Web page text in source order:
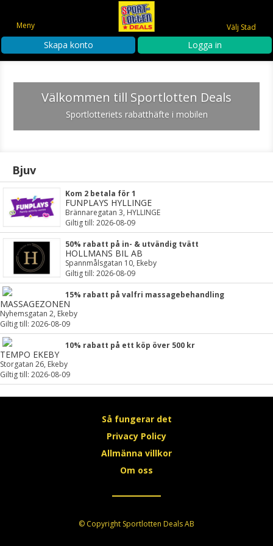
Meny Välj Stad
Skapa konto Logga in
Välkommen till Sportlotten Deals
Sportlotteriets rabatthäfte i mobilen
Bjuv
Kom 2 betala för 1
FUNPLAYS HYLLINGE
Brännaregatan 3, HYLLINGE
Giltig till: 2026-08-09
50% rabatt på in- & utvändig tvätt
HOLLMANS BIL AB
Spannmålsgatan 10, Ekeby
Giltig till: 2026-08-09
15% rabatt på valfri massagebehandling
MASSAGEZONEN
Nyhemsgatan 2, Ekeby
Giltig till: 2026-08-09
10% rabatt på ett köp över 500 kr
TEMPO EKEBY
Storgatan 26, Ekeby
Giltig till: 2026-08-09
Så fungerar det
Privacy Policy
Allmänna villkor
Om oss
© Copyright Sportlotten Deals AB